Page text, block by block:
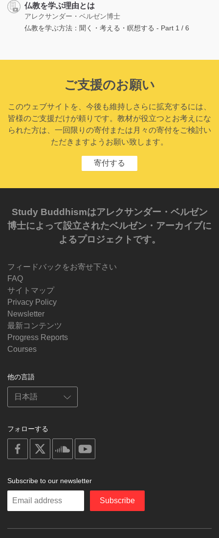
仏教を学ぶ理由とは
アレクサンダー・ベルゼン博士
仏教を学ぶ方法：聞く・考える・瞑想する - Part 1 / 6
ご支援のお願い
このウェブサイトを、今後も維持しさらに拡充するには、
皆様のご支援だけが頼りです。教材が役立つとお考えにな
られた方は、一回限りの寄付または月々の寄付をご検討い
ただきますようお願い致します。
寄付する
Study Buddhismはアレクサンダー・ベルゼン
博士によって設立されたベルゼン・アーカイブに
よるプロジェクトです。
フィードバックをお寄せ下さい
FAQ
サイトマップ
Privacy Policy
Newsletter
最新コンテンツ
Progress Reports
Courses
他の言語
フォローする
on
facebook
soundcloud
Subscribe to our newsletter
Enter
Subscribe